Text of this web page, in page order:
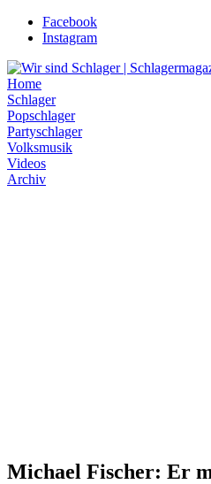
Zum
Inhalt
Facebook
Instagram
Home
Schlager
Popschlager
Partyschlager
Volksmusik
Videos
Archiv
Michael Fischer: Er